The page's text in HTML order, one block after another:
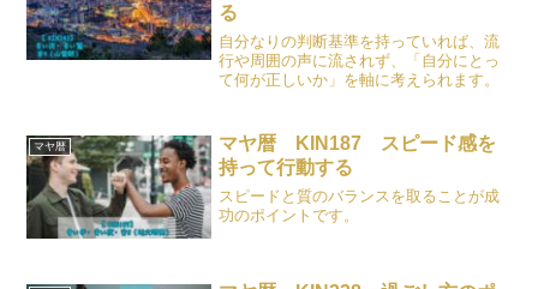
る
自分なりの判断基準を持っていれば、流
行や周囲の声に流されず、「自分にとっ
て何が正しいか」を軸に考えられます。
マヤ暦
マヤ暦 KIN187 スピード感を
持って行動する
スピードと質のバランスを取ることが成
功のポイントです。